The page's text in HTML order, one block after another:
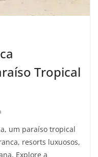
Tropical
um paraíso tropical
resorts luxuosos,
Explore a